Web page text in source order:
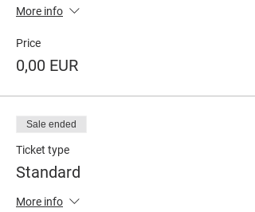
More info
Price
0,00 EUR
Sale ended
Ticket type
Standard
More info